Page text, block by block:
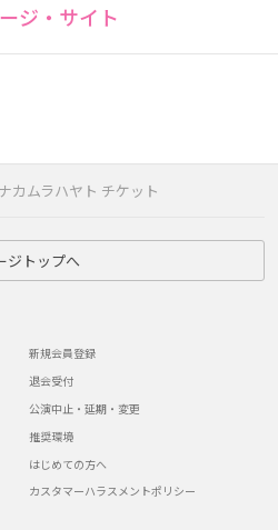
ナカムラハヤト チケット
ジ・サイト
ジトップへ
新規会員登録
退会受付
公演中止・延期・変更
推奨環境
はじめての方へ
カスタマーハラスメントポリシー